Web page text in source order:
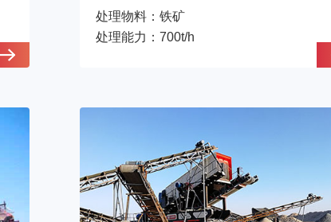
处理物料： 铁矿
处理能力： 700t/h